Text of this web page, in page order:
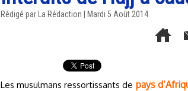
Rédigé par La Rédaction | Mardi 5 Août 2014
Les musulmans ressortissants de pays